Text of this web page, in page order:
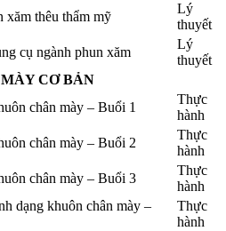
xăm thêu thẩm mỹ
Lý
thuyết
cụ ngành phun xăm
Lý
thuyết
CƠ BẢN
chân mày – Buổi 1
Thực
hành
chân mày – Buổi 2
Thực
hành
chân mày – Buổi 3
Thực
hành
dạng khuôn chân mày –
Thực
hành